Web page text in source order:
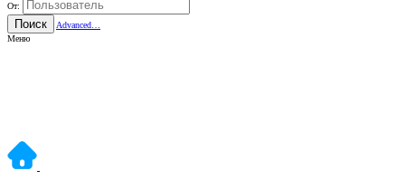
От:
Поиск
Advanced…
Меню